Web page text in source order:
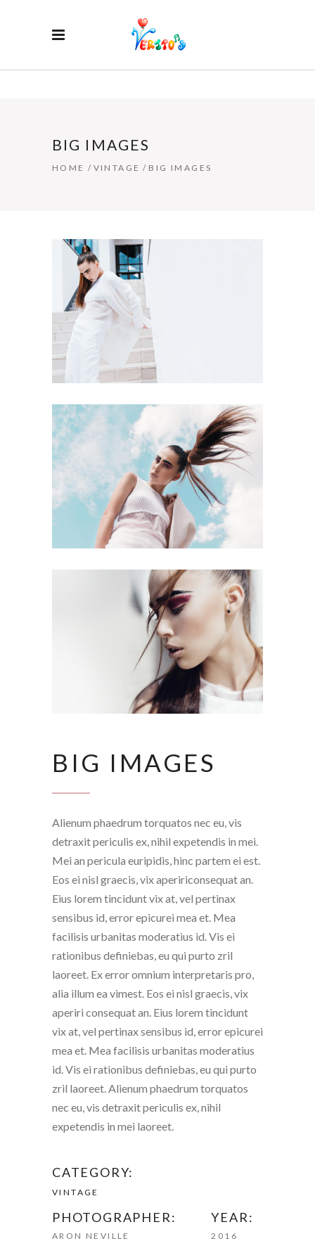
BIG IMAGES
HOME / VINTAGE / BIG IMAGES
BIG IMAGES
Alienum phaedrum torquatos nec eu, vis
detraxit periculis ex, nihil expetendis in mei.
Mei an pericula euripidis, hinc partem ei est.
Eos ei nisl graecis, vix apeririconsequat an.
Eius lorem tincidunt vix at, vel pertinax
sensibus id, error epicurei mea et. Mea
facilisis urbanitas moderatius id. Vis ei
rationibus definiebas, eu qui purto zril
laoreet. Ex error omnium interpretaris pro,
alia illum ea vimest. Eos ei nisl graecis, vix
aperiri consequat an. Eius lorem tincidunt
vix at, vel pertinax sensibus id, error epicurei
mea et. Mea facilisis urbanitas moderatius
id. Vis ei rationibus definiebas, eu qui purto
zril laoreet. Alienum phaedrum torquatos
nec eu, vis detraxit periculis ex, nihil
expetendis in mei laoreet.
CATEGORY:
VINTAGE
PHOTOGRAPHER:
ARON NEVILLE
YEAR:
2016